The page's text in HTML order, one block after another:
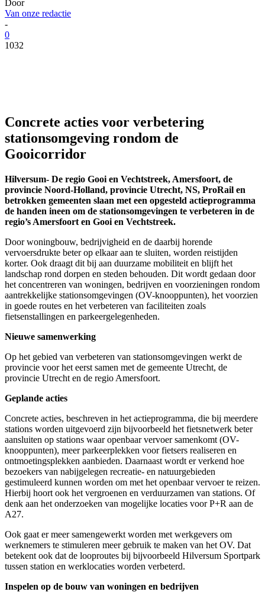
Door
Van onze redactie
-
0
1032
Concrete acties voor verbetering
stationsomgeving rondom de
Gooicorridor
Hilversum- De regio Gooi en Vechtstreek, Amersfoort, de
provincie Noord-Holland, provincie Utrecht, NS, ProRail en
betrokken gemeenten slaan met een opgesteld actieprogramma
de handen ineen om de stationsomgevingen te verbeteren in de
regio’s Amersfoort en Gooi en Vechtstreek.
Door woningbouw, bedrijvigheid en de daarbij horende
vervoersdrukte beter op elkaar aan te sluiten, worden reistijden
korter. Ook draagt dit bij aan duurzame mobiliteit en blijft het
landschap rond dorpen en steden behouden. Dit wordt gedaan door
het concentreren van woningen, bedrijven en voorzieningen rondom
aantrekkelijke stationsomgevingen (OV-knooppunten), het voorzien
in goede routes en het verbeteren van faciliteiten zoals
fietsenstallingen en parkeergelegenheden.
Nieuwe samenwerking
Op het gebied van verbeteren van stationsomgevingen werkt de
provincie voor het eerst samen met de gemeente Utrecht, de
provincie Utrecht en de regio Amersfoort.
Geplande acties
Concrete acties, beschreven in het actieprogramma, die bij meerdere
stations worden uitgevoerd zijn bijvoorbeeld het fietsnetwerk beter
aansluiten op stations waar openbaar vervoer samenkomt (OV-
knooppunten), meer parkeerplekken voor fietsers realiseren en
ontmoetingsplekken aanbieden. Daarnaast wordt er verkend hoe
bezoekers van nabijgelegen recreatie- en natuurgebieden
gestimuleerd kunnen worden om met het openbaar vervoer te reizen.
Hierbij hoort ook het vergroenen en verduurzamen van stations. Of
denk aan het onderzoeken van mogelijke locaties voor P+R aan de
A27.
Ook gaat er meer samengewerkt worden met werkgevers om
werknemers te stimuleren meer gebruik te maken van het OV. Dat
betekent ook dat de looproutes bij bijvoorbeeld Hilversum Sportpark
tussen station en werklocaties worden verbeterd.
Inspelen op de bouw van woningen en bedrijven